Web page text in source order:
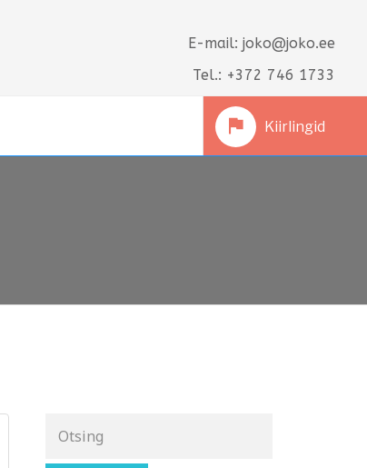
E-mail: joko@joko.ee
Tel.: +372 746 1733
Kiirlingid
for: